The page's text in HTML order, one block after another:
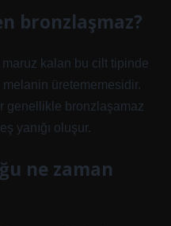
bronzlaşmaz?
maruz kalan bu cilt tipinde
üretememesidir.
genellikle bronzlaşamaz
yanığı oluşur.
ne zaman